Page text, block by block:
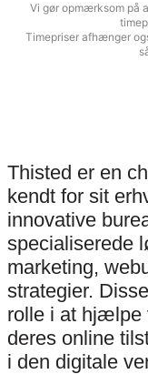
Vi gør opmærksom på
Timepriser afhænger
Thisted er en
kendt for sit
innovative
specialiserede
marketing,
strategier.
rolle i at hjælpe
deres online
i den digitale